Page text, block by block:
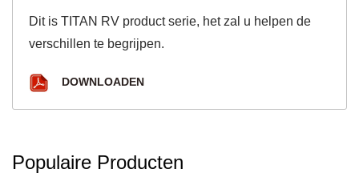
Dit is TITAN RV product serie, het zal u helpen de
verschillen te begrijpen.
DOWNLOADEN
Populaire Producten